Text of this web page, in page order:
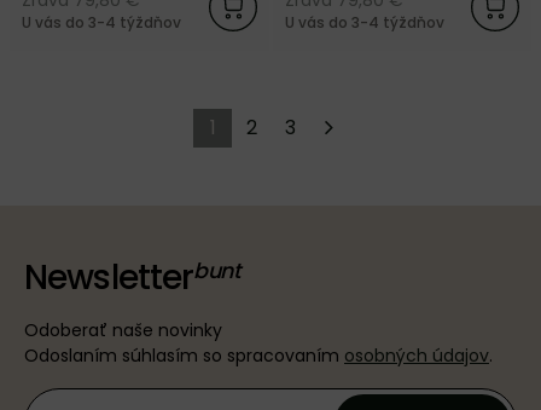
U vás do 3-4 týždňov U vás do 3-4 týždňov
1 2 3
Newsletter
Odoberať naše novinky
Odoslaním súhlasím so spracovaním osobných údajov.